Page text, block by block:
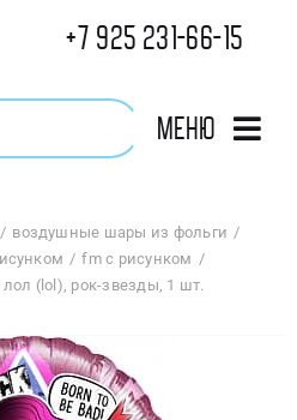
+7 925 231-66-15
Меню
воздушные шары из фольги
fm с рисунком
(lol), рок-звезды, 1 шт.